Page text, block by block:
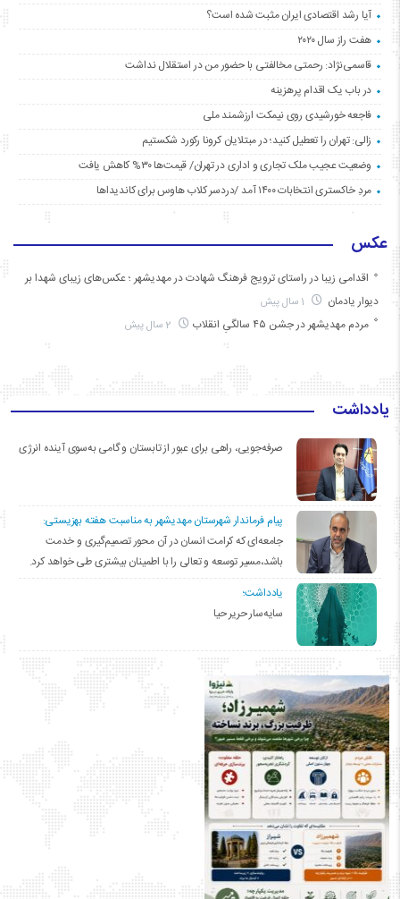
آیا رشد اقتصادی ایران مثبت شده است؟
هفت راز سال ۲۰۲۰
قاسمی‌نژاد: رحمتی مخالفتی با حضور من در استقلال نداشت
در باب یک اقدام پرهزینه
فاجعه خورشیدی روی نیمکت ارزشمند ملی
زالی: تهران را تعطیل کنید؛ در مبتلایان کرونا رکورد شکستیم
وضعیت عجیب ملک تجاری و اداری در تهران/ قیمت‌ها ۳۰% کاهش یافت
مردِ خاکستری انتخابات ۱۴۰۰ آمد /دردسر کلاب هاوس برای کاندیداها
عکس
اقدامی زیبا در راستای ترویج فرهنگ شهادت در مهدیشهر ؛ عکس‌های زیبای شهدا بر
دیوار یادمان
مردم مهدیشهر در جشن ۴۵ سالگیِ انقلاب
یادداشت
صرفه‌جویی، راهی برای عبور از تابستان و گامی به‌سوی آینده انرژی
پیام فرماندار شهرستان مهدیشهر به مناسبت هفته بهزیستی:
جامعه‌ای که کرامت انسان در آن محور تصمیم‌گیری و خدمت
باشد،مسیر توسعه و تعالی را با اطمینان بیشتری طی خواهد کرد.
یادداشت؛
سایه‌سار حریر حیا